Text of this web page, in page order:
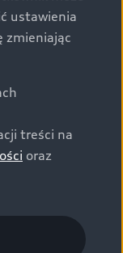
Marki
marki Audi
pod
wymagania
z
wydanymi wg
wszystkim
sieci
ustawienia
zmieniając
treści na
oraz